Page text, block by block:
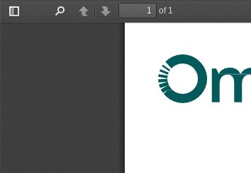
Toggle
PreviousNext
of 1